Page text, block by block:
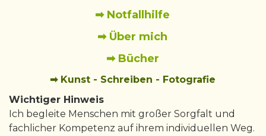
➡ Notfallhilfe
➡ Über mich
➡ Bücher
➡ Kunst - Schreiben - Fotografie
Wichtiger Hinweis
Ich begleite Menschen mit großer Sorgfalt und
fachlicher Kompetenz auf ihrem individuellen Weg.